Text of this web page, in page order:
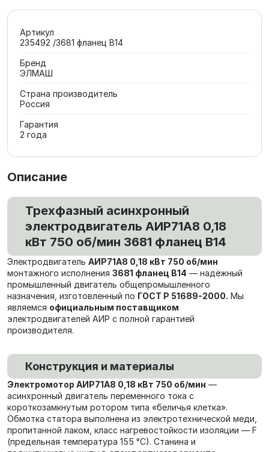
Артикул
235492 /3681 фланец В14
Бренд
ЭЛМАШ
Страна производитель
Россия
Гарантия
2 года
Описание
Трехфазный асинхронный
электродвигатель АИР71А8 0,18
кВт 750 об/мин 3681 фланец В14
Электродвигатель АИР71А8 0,18 кВт 750 об/мин
монтажного исполнения 3681 фланец В14 — надёжный
промышленный двигатель общепромышленного
назначения, изготовленный по ГОСТ Р 51689-2000. Мы
являемся официальным поставщиком
электродвигателей АИР с полной гарантией
производителя.
Конструкция и материалы
Электромотор АИР71А8 0,18 кВт 750 об/мин —
асинхронный двигатель переменного тока с
короткозамкнутым ротором типа «беличья клетка».
Обмотка статора выполнена из электротехнической меди,
пропитанной лаком, класс нагревостойкости изоляции — F
(предельная температура 155 °C). Станина и